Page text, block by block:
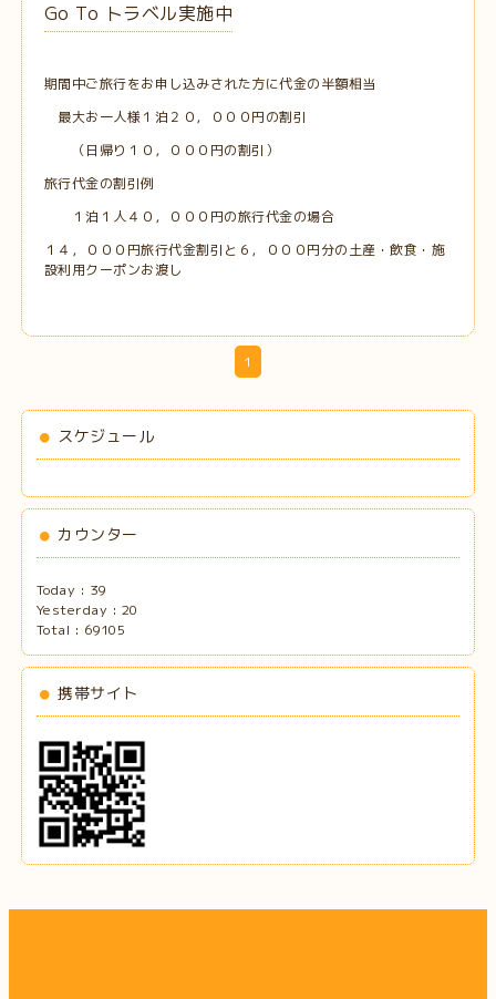
Go To トラベル実施中
期間中ご旅行をお申し込みされた方に代金の半額相当
最大お一人様１泊２０，０００円の割引
（日帰り１０，０００円の割引）
旅行代金の割引例
１泊１人４０，０００円の旅行代金の場合
１４，０００円旅行代金割引と６，０００円分の土産・飲食・施
設利用クーポンお渡し
1
スケジュール
カウンター
Today : 39
Yesterday : 20
Total : 69105
携帯サイト